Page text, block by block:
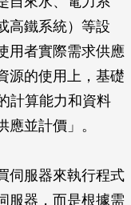
高鐵系統）等設
用者實際需求供應
源的使用上，基礎
計算能力和資料
並計價」。
伺服器來執行程式
服器，而是根據需